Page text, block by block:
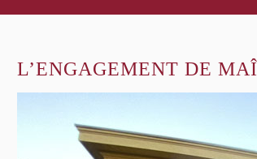
L’ENGAGEMENT DE